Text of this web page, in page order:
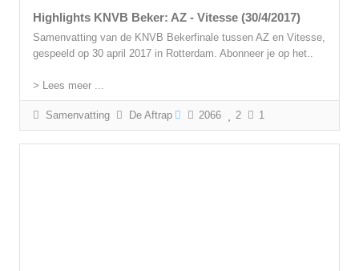
Highlights KNVB Beker: AZ - Vitesse (30/4/2017)
Samenvatting van de KNVB Bekerfinale tussen AZ en Vitesse,
gespeeld op 30 april 2017 in Rotterdam. Abonneer je op het..
> Lees meer ...
Samenvatting De Aftrap 2066 2 1